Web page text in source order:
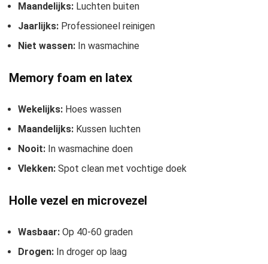
Maandelijks: Luchten buiten
Jaarlijks: Professioneel reinigen
Niet wassen: In wasmachine
Memory foam en latex
Wekelijks: Hoes wassen
Maandelijks: Kussen luchten
Nooit: In wasmachine doen
Vlekken: Spot clean met vochtige doek
Holle vezel en microvezel
Wasbaar: Op 40-60 graden
Drogen: In droger op laag